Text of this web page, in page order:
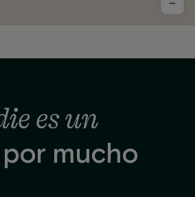
es un
por mucho